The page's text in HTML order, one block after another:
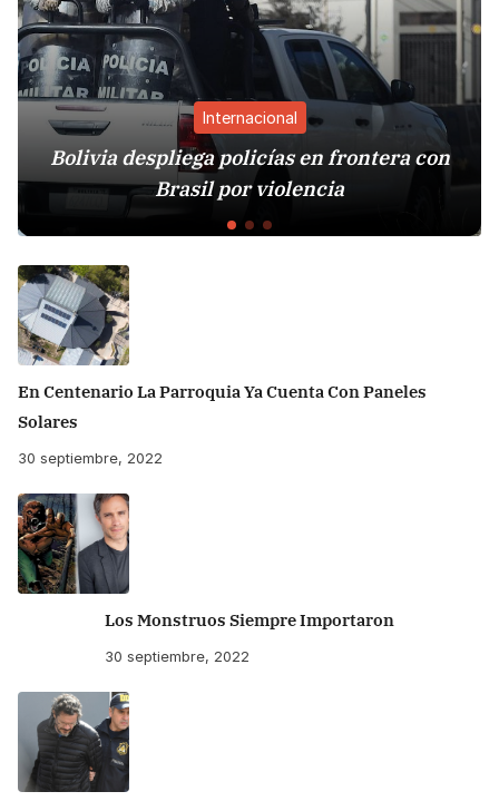
Internacional
Bolivia despliega policías en frontera con
Brasil por violencia
En Centenario La Parroquia Ya Cuenta Con Paneles
Solares
30 septiembre, 2022
Los Monstruos Siempre Importaron
30 septiembre, 2022